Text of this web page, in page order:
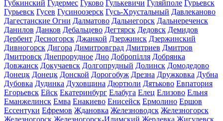
Губкинский Гудермес Гуково Гулькевичи Гуляйполе Гурьевск
Гурьевск Гусев Гусиноозерск Гусь-Хрустальный Давлеканово
Дагестанские Огни Далматово Дальнегорск Дальнереченск
Данилов Данков Дебальцево Дегтярск Дедовск Демидов
Дербент Десногорск Джанкой Дзержинск Дзержинский
Дивногорск Дигора Димитровград Дмитриев Дмитров
Дмитровск Днепрорудное Дно Добропілля Добрянка
Довжанск Докучаевск Долгопрудный Долинск Домодедово
Донецк Донецк Донской Дорогобуж Дрезна Дружковка Дубна
Дубовка Дудинка Духовщина Дюртюли Дятьково Евпатория
Егорьевск Ейск Екатеринбург Елабуга Елец Елизово Ельня
Еманжелинск Емва Енакиево Енисейск Ермолино Ершов
Ессентуки Ефремов Ждановка Железноводск Железногорск
Железногорск Железногорск-Илимский Жердевка Жигулевск